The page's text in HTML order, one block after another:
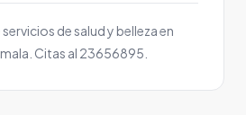
de salud y belleza en
Citas al 23656895.